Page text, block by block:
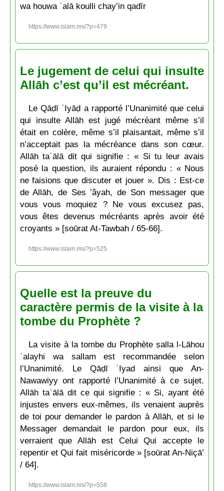
wa houwa ʿalā koulli chay’in qadīr
https://www.islam.ms/?p=479
Le jugement de celui qui insulte
Allāh c’est qu’il est mécréant.
Le Qāḍī ʿIyāḍ a rapporté l’Unanimité que celui
qui insulte Allāh est jugé mécréant même s’il
était en colère, même s’il plaisantait, même s’il
n’acceptait pas la mécréance dans son cœur.
Allāh taʿālā dit qui signifie : « Si tu leur avais
posé la question, ils auraient répondu : « Nous
ne faisions que discuter et jouer ». Dis : Est-ce
de Allāh, de Ses ’âyah, de Son messager que
vous vous moquiez ? Ne vous excusez pas,
vous êtes devenus mécréants après avoir été
croyants » [soūrat At-Tawbah / 65-66].
https://www.islam.ms/?p=525
Quelle est la preuve du
caractère permis de la visite à la
tombe du Prophète ?
La visite à la tombe du Prophète ṣalla l-Lāhou
ʿalayhi wa sallam est recommandée selon
l’Unanimité. Le Qāḍī ʿIyad ainsi que An-
Nawawiyy ont rapporté l’Unanimité à ce sujet.
Allāh taʿālā dit ce qui signifie : « Si, ayant été
injustes envers eux-mêmes, ils venaient auprès
de toi pour demander le pardon à Allāh, et si le
Messager demandait le pardon pour eux, ils
verraient que Allāh est Celui Qui accepte le
repentir et Qui fait miséricorde » [soūrat An-Niçā’
/ 64].
https://www.islam.ms/?p=558